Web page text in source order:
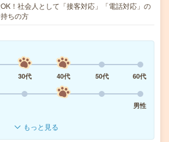
！社会人として「接客対応」「電話対応」の
ちの方
30代 40代 50代
60代
男性
もっと見る